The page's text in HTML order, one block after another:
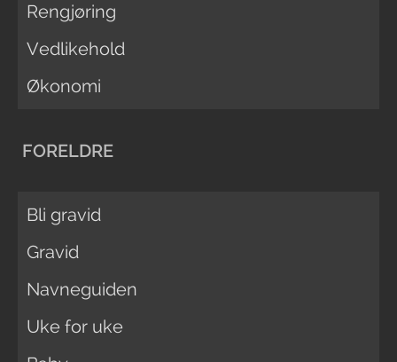
Rengjøring
Vedlikehold
Økonomi
FORELDRE
Bli gravid
Gravid
Navneguiden
Uke for uke